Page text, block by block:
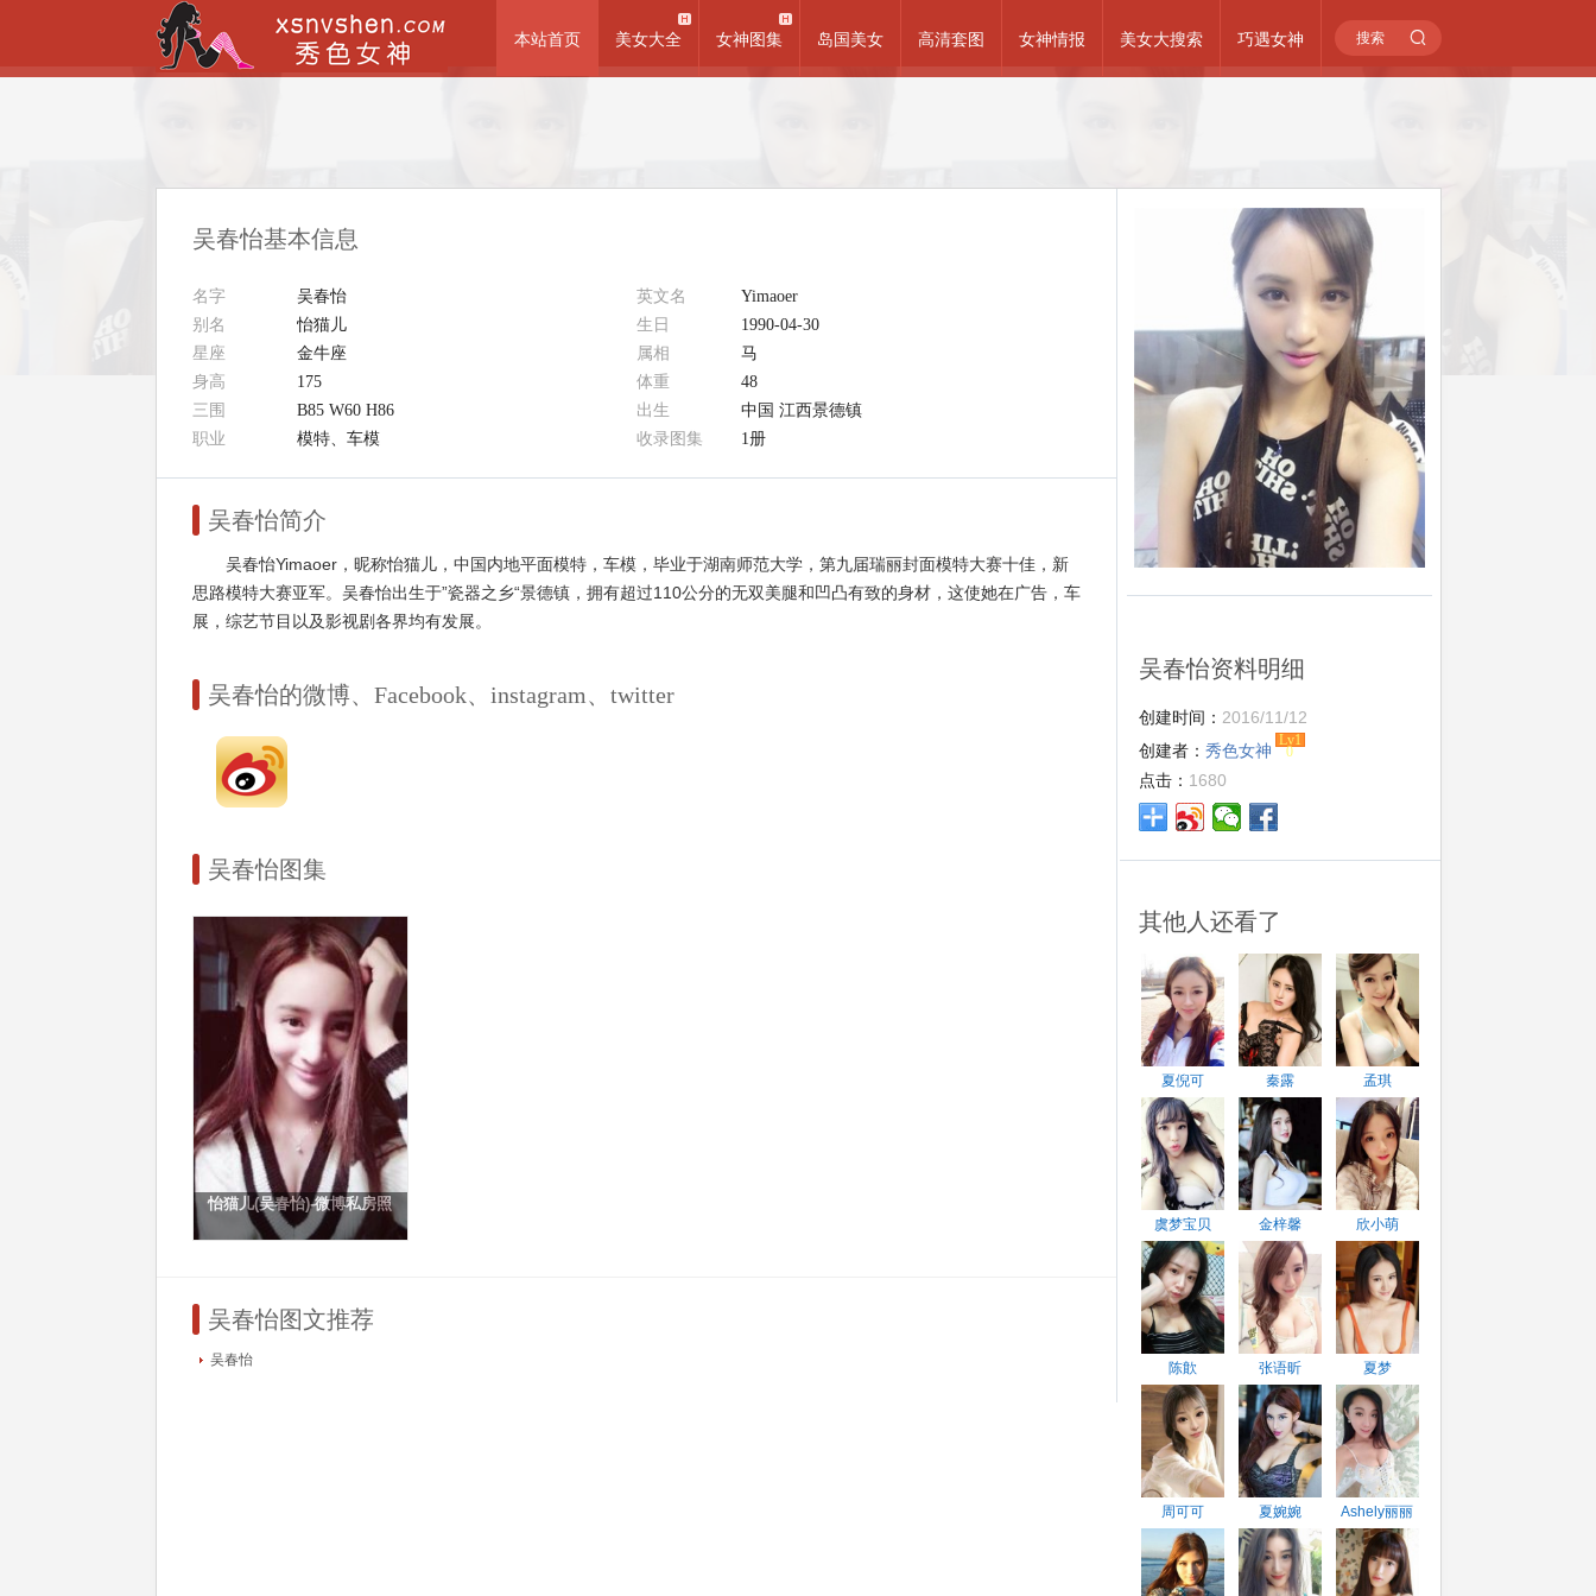
本站首页 美女大全 女神图集 岛国美女 高清套图 女神情报 美女大搜索 巧遇女神
吴春怡基本信息
名字 吴春怡 英文名
Yimaoer
别名
怡猫儿 生日
1990-04-30
星座
金牛座 属相
马
身高
175 体重
48
三围
B85 W60 H86 出生
中国 江西景德镇
职业
模特、车模 收录图集 1册
吴春怡简介
吴春怡Yimaoer，昵称怡猫儿，中国内地平面模特，车模，毕业于湖南师范大学，第九届瑞丽封面模特大赛十佳，新
思路模特大赛亚军。吴春怡出生于”瓷器之乡“景德镇，拥有超过110公分的无双美腿和凹凸有致的身材，这使她在广告，车
展，综艺节目以及影视剧各界均有发展。
吴春怡的微博、Facebook、instagram、twitter
吴春怡图集
怡猫儿(吴春怡)-微博私房照
吴春怡图文推荐
吴春怡
吴春怡资料明细
创建时间： 2016/11/12
创建者： 秀色女神
Lv1
0
点击： 1680
其他人还看了
夏倪可 秦露 孟琪
虞梦宝贝 金梓馨 欣小萌
陈歕 张语昕 夏梦
周可可 夏婉婉 Ashely丽丽